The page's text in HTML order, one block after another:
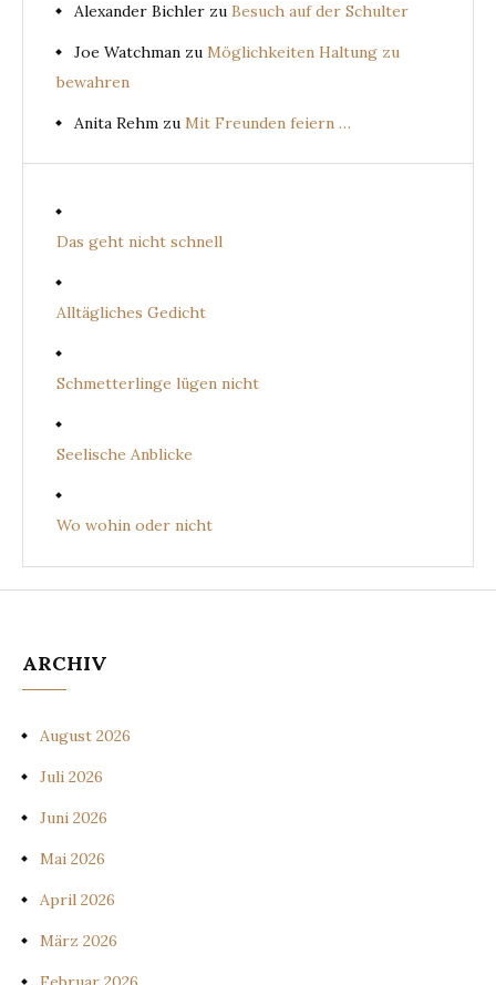
Alexander Bichler zu Besuch auf der Schulter
Joe Watchman zu Möglichkeiten Haltung zu
bewahren
Anita Rehm zu Mit Freunden feiern …
Das geht nicht schnell
Alltägliches Gedicht
Schmetterlinge lügen nicht
Seelische Anblicke
Wo wohin oder nicht
ARCHIV
August 2026
Juli 2026
Juni 2026
Mai 2026
April 2026
März 2026